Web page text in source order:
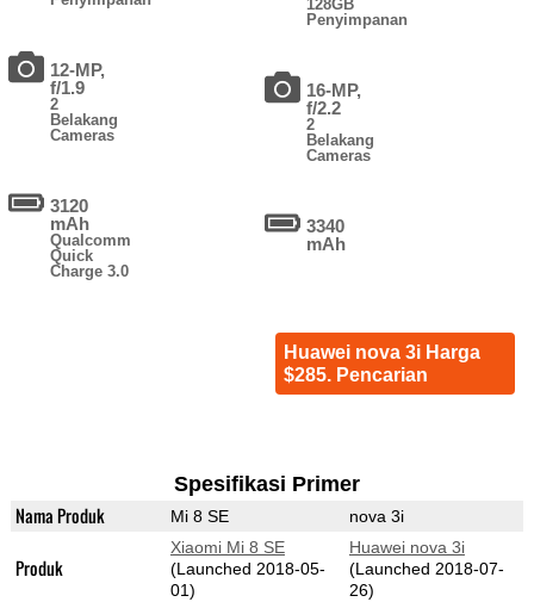
12-MP,
f/1.9
2
Belakang
Cameras
3120
mAh
Qualcomm
Quick
Charge 3.0
128GB
Penyimpanan
16-MP,
f/2.2
2
Belakang
Cameras
3340
mAh
Huawei nova 3i Harga
$285. Pencarian
Spesifikasi Primer
Nama Produk Mi 8 SE nova 3i
Produk
Xiaomi Mi 8 SE
(Launched 2018-05-
01)
Huawei nova 3i
(Launched 2018-07-
26)